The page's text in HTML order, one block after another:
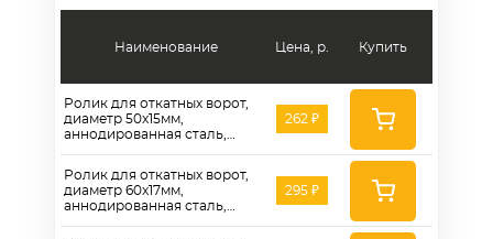
Наименование
Ролик для откатных ворот,
диаметр 50x15мм,
аннодированная сталь,
50x15
Ролик для откатных ворот,
диаметр 60x17мм,
аннодированная сталь,
Цена, р.
262 ₽
295 ₽
Купить